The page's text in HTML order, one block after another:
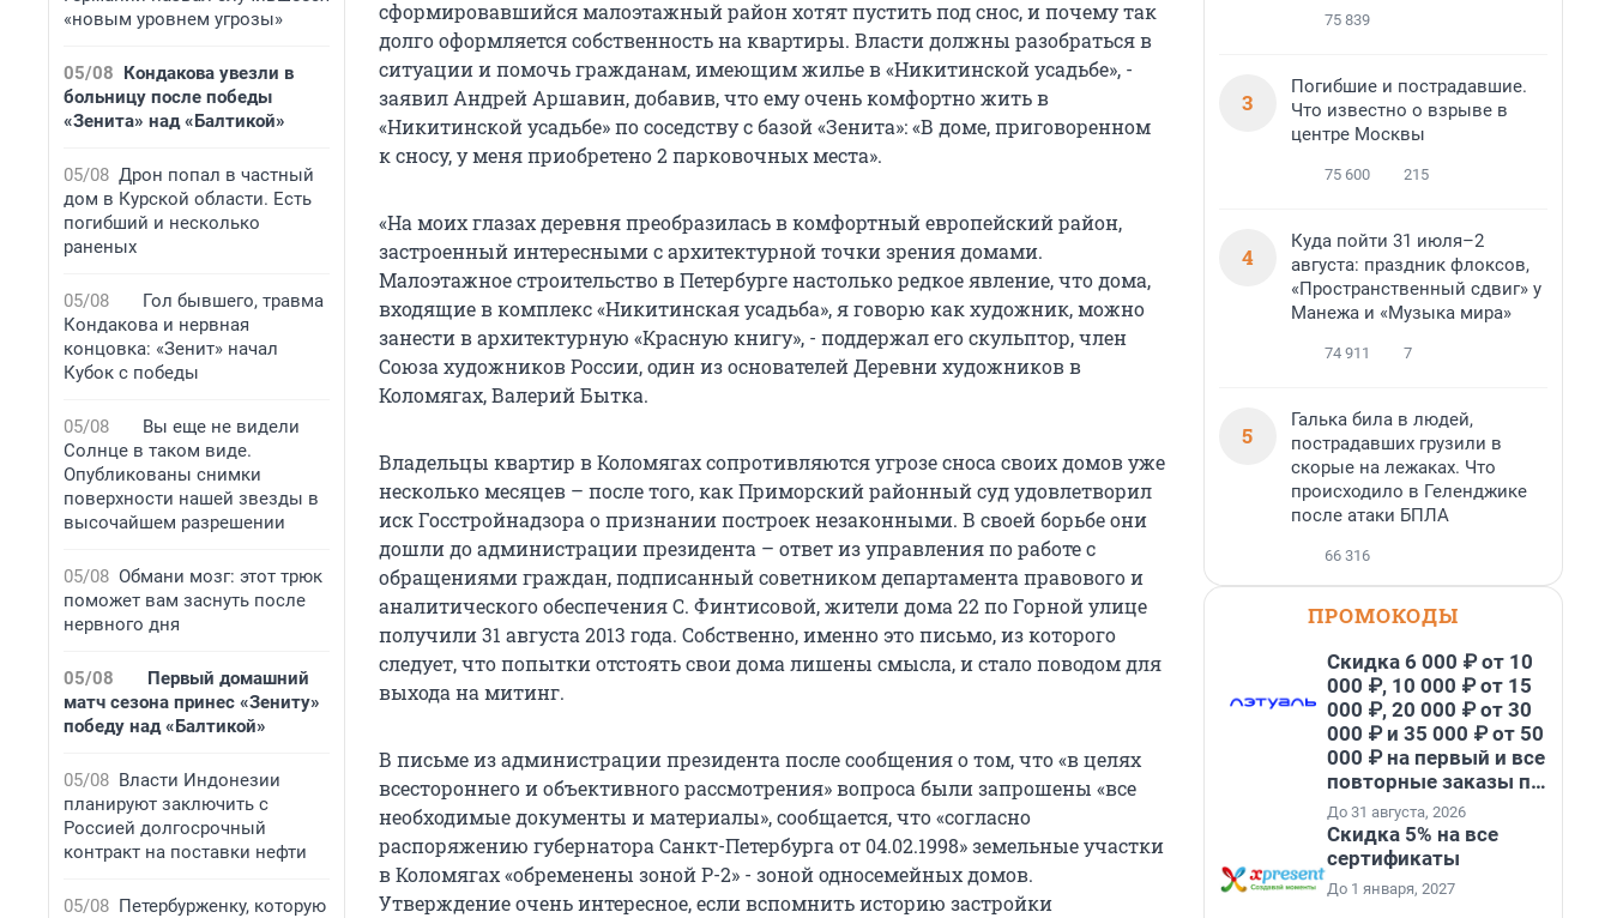
«новым уровнем угрозы»
05/08 Кондакова увезли в
больницу после победы
«Зенита» над «Балтикой»
05/08 Дрон попал в частный
дом в Курской области. Есть
погибший и несколько
раненых
05/08
Гол бывшего, травма
Кондакова и нервная
концовка: «Зенит» начал
Кубок с победы
05/08
Вы еще не видели
Солнце в таком виде.
Опубликованы снимки
поверхности нашей звезды в
высочайшем разрешении
05/08 Обмани мозг: этот трюк
поможет вам заснуть после
нервного дня
05/08
Первый домашний
матч сезона принес «Зениту»
победу над «Балтикой»
05/08 Власти Индонезии
планируют заключить с
Россией долгосрочный
контракт на поставки нефти
05/08 Петербурженку, которую
сформировавшийся малоэтажный район хотят пустить под снос, и почему так
долго оформляется собственность на квартиры. Власти должны разобраться в
ситуации и помочь гражданам, имеющим жилье в «Никитинской усадьбе», -
заявил Андрей Аршавин, добавив, что ему очень комфортно жить в
«Никитинской усадьбе» по соседству с базой «Зенита»: «В доме, приговоренном
к сносу, у меня приобретено 2 парковочных места».
«На моих глазах деревня преобразилась в комфортный европейский район,
застроенный интересными с архитектурной точки зрения домами.
Малоэтажное строительство в Петербурге настолько редкое явление, что дома,
входящие в комплекс «Никитинская усадьба», я говорю как художник, можно
занести в архитектурную «Красную книгу», - поддержал его скульптор, член
Союза художников России, один из основателей Деревни художников в
Коломягах, Валерий Бытка.
Владельцы квартир в Коломягах сопротивляются угрозе сноса своих домов уже
несколько месяцев – после того, как Приморский районный суд удовлетворил
иск Госстройнадзора о признании построек незаконными. В своей борьбе они
дошли до администрации президента – ответ из управления по работе с
обращениями граждан, подписанный советником департамента правового и
аналитического обеспечения С. Финтисовой, жители дома 22 по Горной улице
получили 31 августа 2013 года. Собственно, именно это письмо, из которого
следует, что попытки отстоять свои дома лишены смысла, и стало поводом для
выхода на митинг.
В письме из администрации президента после сообщения о том, что «в целях
всестороннего и объективного рассмотрения» вопроса были запрошены «все
необходимые документы и материалы», сообщается, что «согласно
распоряжению губернатора Санкт-Петербурга от 04.02.1998» земельные участки
в Коломягах «обременены зоной Р-2» - зоной односемейных домов.
Утверждение очень интересное, если вспомнить историю застройки
75 839
3
Погибшие и пострадавшие.
Что известно о взрыве в
центре Москвы
75 600 215
4
Куда пойти 31 июля–2
августа: праздник флоксов,
«Пространственный сдвиг» у
Манежа и «Музыка мира»
74 911 7
5
Галька била в людей,
пострадавших грузили в
скорые на лежаках. Что
происходило в Геленджике
после атаки БПЛА
66 316
ПРОМОКОДЫ
Скидка 6 000 ₽ от 10
000 ₽, 10 000 ₽ от 15
000 ₽, 20 000 ₽ от 30
000 ₽ и 35 000 ₽ от 50
000 ₽ на первый и все
повторные заказы по
промокоду НАБЕРИ
До 31 августа, 2026
Скидка 5% на все
сертификаты
До 1 января, 2027